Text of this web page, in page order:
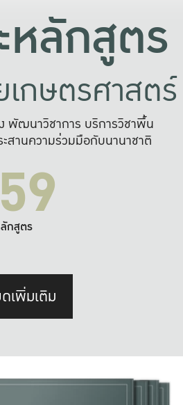
ลักสูตร
กษตรศาสตร์
พัฒนาวิชาการ บริการวิชาพื้น
สานความร่วมมือกับนานาชาติ
กสูตร
เพิ่มเติม